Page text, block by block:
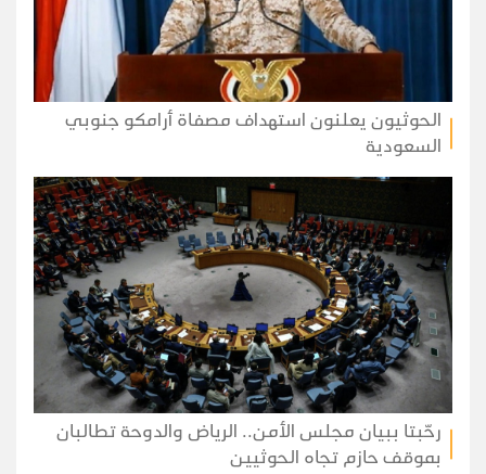
الحوثيون يعلنون استهداف مصفاة أرامكو جنوبي
السعودية
رحّبتا ببيان مجلس الأمن.. الرياض والدوحة تطالبان
بموقف حازم تجاه الحوثيين